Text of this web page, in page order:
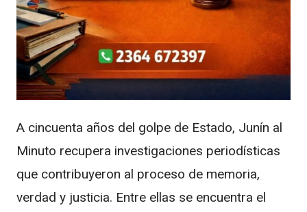
A cincuenta años del golpe de Estado, Junín al
Minuto recupera investigaciones periodísticas
que contribuyeron al proceso de memoria,
verdad y justicia. Entre ellas se encuentra el